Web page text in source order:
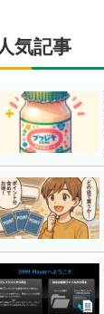
人気記事